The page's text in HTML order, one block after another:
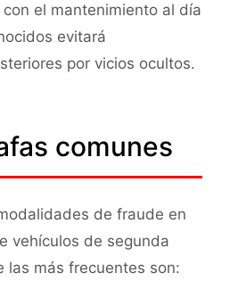
el mantenimiento al día
evitará
por vicios ocultos.
comunes
de fraude en
vehículos de segunda
las más frecuentes son: